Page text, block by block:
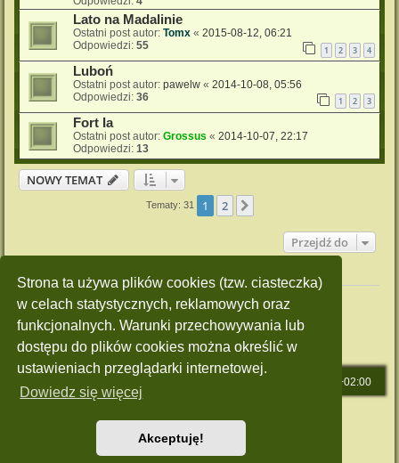
Strona ta używa plików cookies (tzw. ciasteczka)
w celach statystycznych, reklamowych oraz
funkcjonalnych. Warunki przechowywania lub
dostępu do plików cookies można określić w
ustawieniach przeglądarki internetowej.
Dowiedz się więcej
Akceptuję!
Lato na Madalinie
Ostatni post autor: Tomx « 2015-08-12, 06:21
Odpowiedzi: 55 1 2 3 4
Luboń
Ostatni post autor: pawelw « 2014-10-08, 05:56
Odpowiedzi: 36 1 2 3
Fort Ia
Ostatni post autor: Grossus « 2014-10-07, 22:17
Odpowiedzi: 13
NOWY TEMAT
Tematy: 31 1 2
Przejdź do
Twoje uprawnienia na tym forum
Nie możesz
tworzyć nowych tematów
Nie możeszodpowiadać w tematach
Nie możeszzmieniać swoich postów
Nie możesz usuwać swoich postów
Nie możesz dodawać załączników
UTC+02:00
Style: Green-Style by Joyce&LunaphpBB-Style-Design
Zasady ochrony danych osobowych